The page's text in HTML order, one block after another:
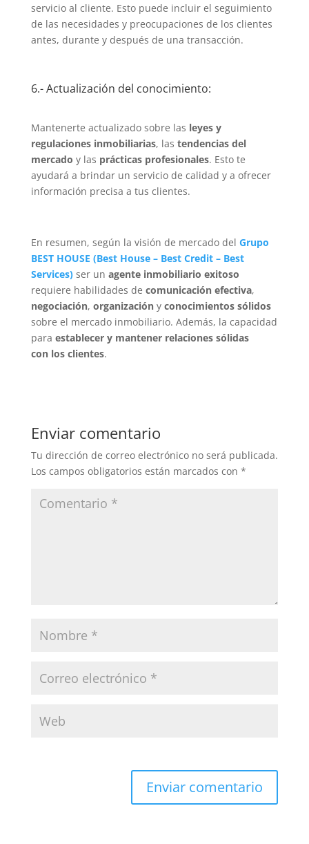
servicio al cliente. Esto puede incluir el seguimiento
de las necesidades y preocupaciones de los clientes
antes, durante y después de una transacción.
6.- Actualización del conocimiento:
Mantenerte actualizado sobre las leyes y
regulaciones inmobiliarias, las tendencias del
mercado y las prácticas profesionales. Esto te
ayudará a brindar un servicio de calidad y a ofrecer
información precisa a tus clientes.
En resumen, según la visión de mercado del Grupo
BEST HOUSE (Best House– Best Credit– Best
Services)ser un agente inmobiliario exitoso
requiere habilidades de comunicación efectiva,
negociación, organizaciónyconocimientos sólidos
sobre el mercado inmobiliario. Además, la capacidad
para establecer y mantener relaciones sólidas
con los clientes.
Enviar comentario
Tu dirección de correo electrónico no será publicada.
Los campos obligatorios están marcados con *